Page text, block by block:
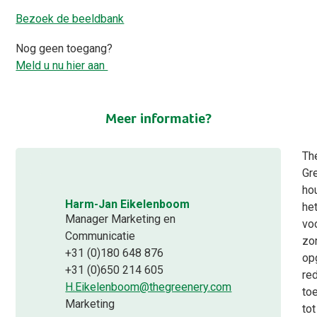
Bezoek de beeldbank
Nog geen toegang?
Meld u nu hier aan
Meer informatie?
Harm-Jan Eikelenboom
Manager Marketing en
Communicatie
+31 (0)180 648 876
+31 (0)650 214 605
H.Eikelenboom@thegreenery.com
Marketing